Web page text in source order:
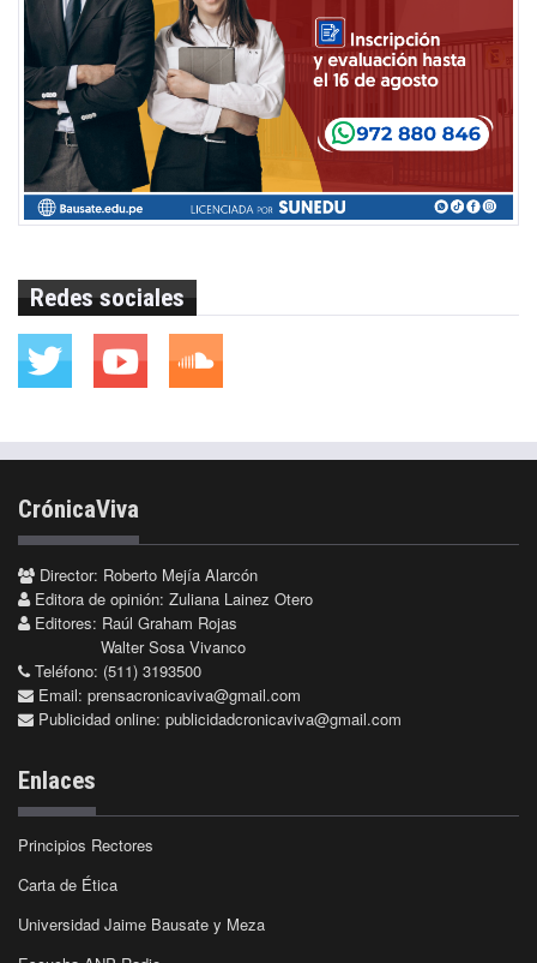
Redes sociales
CrónicaViva
Director: Roberto Mejía Alarcón
Editora de opinión: Zuliana Lainez Otero
Editores: Raúl Graham Rojas
Walter Sosa Vivanco
Teléfono: (511) 3193500
Email: prensacronicaviva@gmail.com
Publicidad online: publicidadcronicaviva@gmail.com
Enlaces
Principios Rectores
Carta de Ética
Universidad Jaime Bausate y Meza